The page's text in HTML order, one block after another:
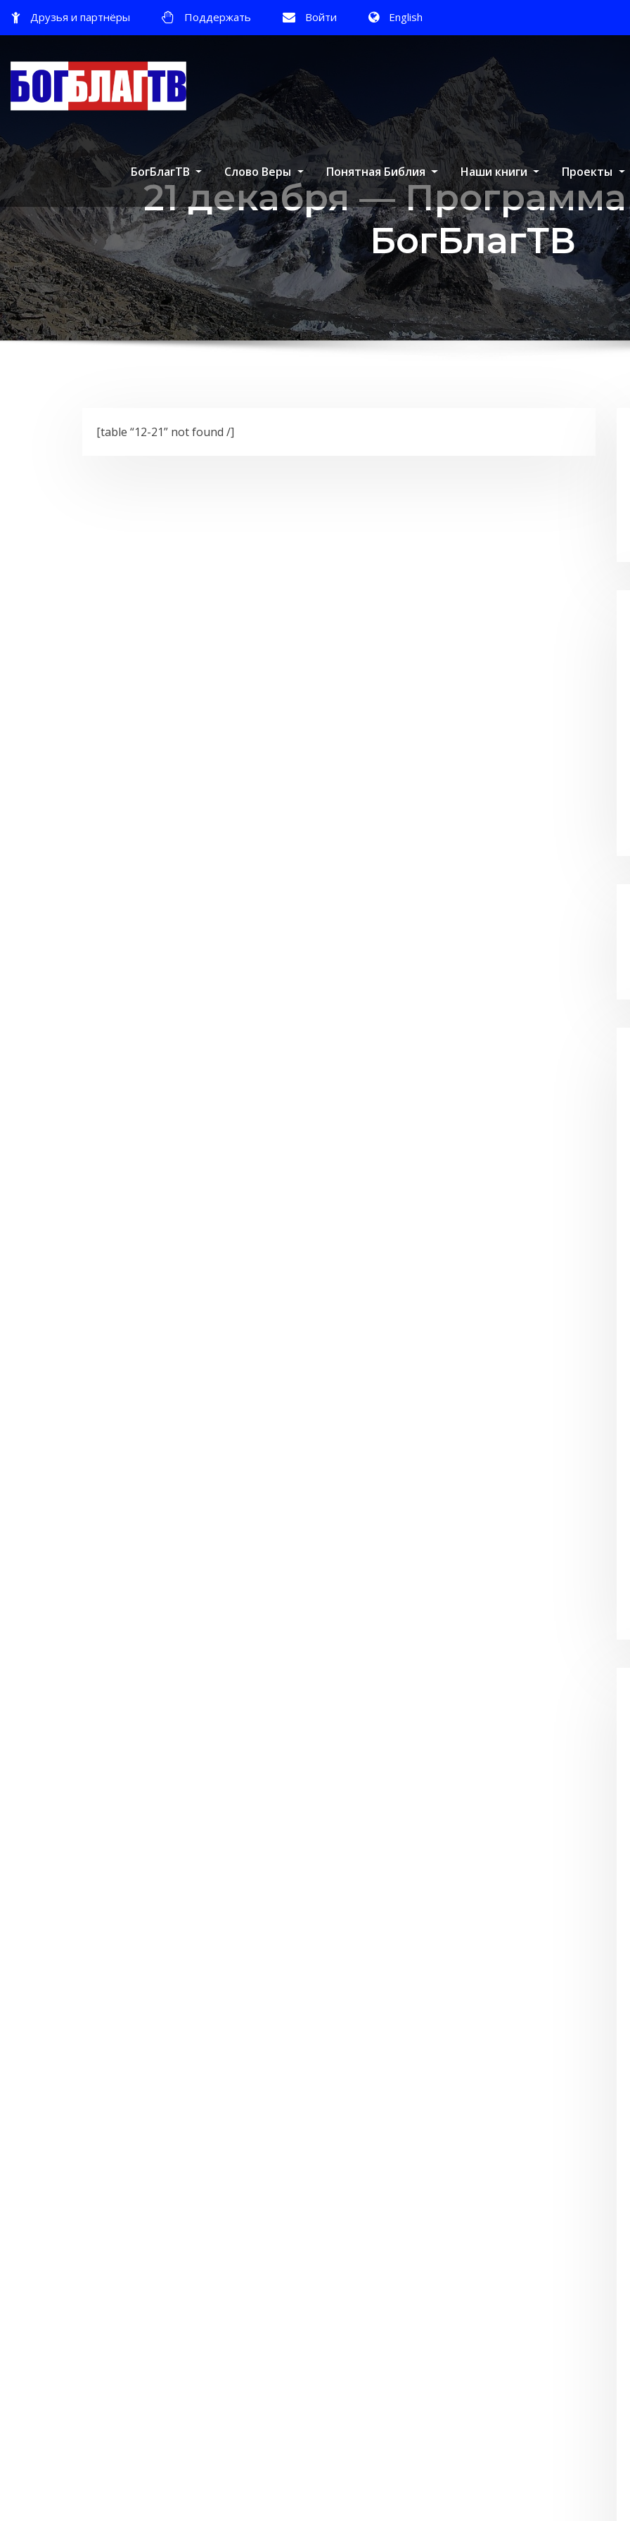
Друзья и партнёры Поддержать Войти English
БогБлагТВ Слово Веры Понятная Библия Наши книги Проекты
21 декабря —
БогБлагТВ
[table “12-21” not found /]